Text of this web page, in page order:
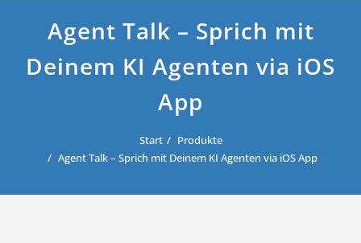
Agent Talk – Sprich mit
Deinem KI Agenten via iOS
App
Start
Produkte
Agent Talk – Sprich mit Deinem KI Agenten via iOS App